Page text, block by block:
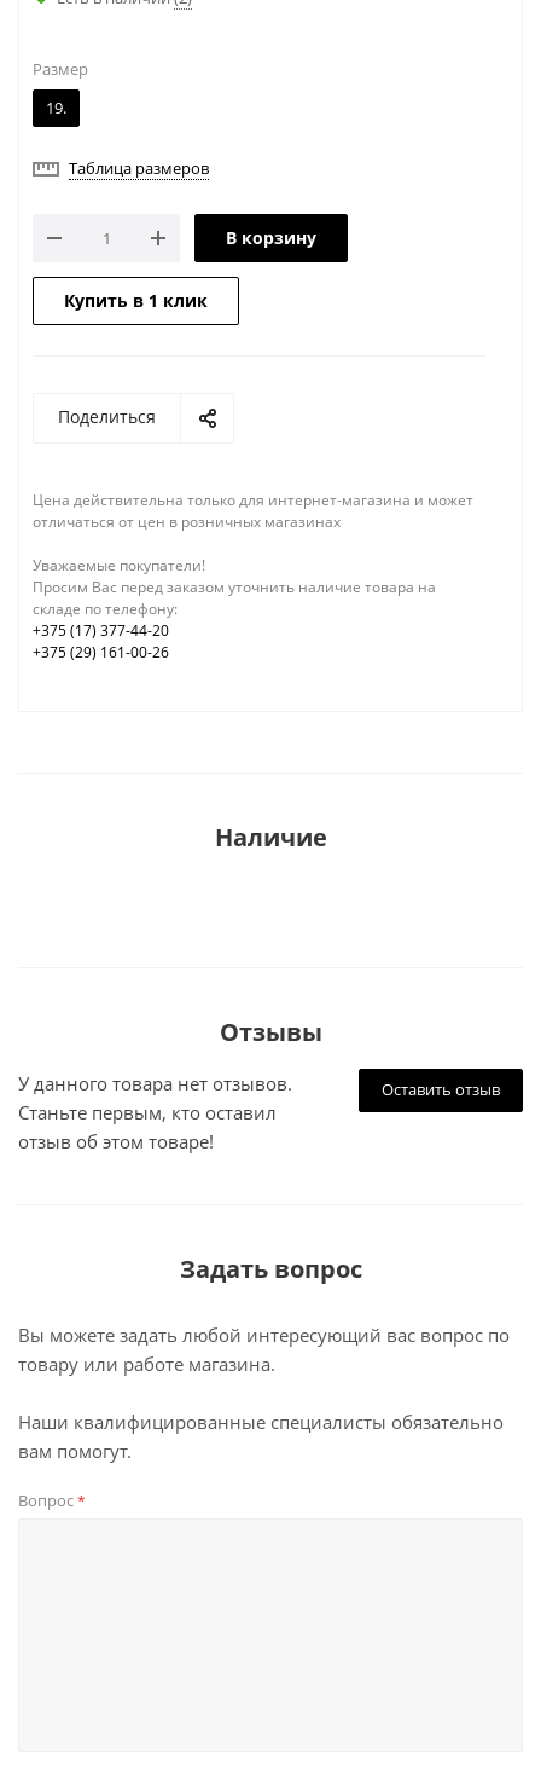
Размер
19.
Таблица размеров
В корзину
Купить в 1 клик
Поделиться
Цена действительна только для интернет-магазина и может
отличаться от цен в розничных магазинах
Уважаемые покупатели!
Просим Вас перед заказом уточнить наличие товара на
складе по телефону:
+375 (17) 377-44-20
+375 (29) 161-00-26
Наличие
Отзывы
Оставить отзыв
У данного товара нет отзывов.
Станьте первым, кто оставил
отзыв об этом товаре!
Задать вопрос
Вы можете задать любой интересующий вас вопрос по
товару или работе магазина.
Наши квалифицированные специалисты обязательно
вам помогут.
Вопрос*